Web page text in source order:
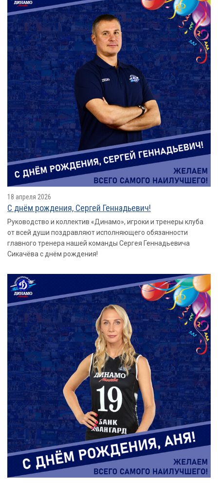
18 апреля 2026
С днём рождения, Сергей Геннадьевич!
Руководство и коллектив «Динамо», игроки и тренеры клуба
от всей души поздравляют исполняющего обязанности
главного тренера нашей команды Сергея Геннадьевича
Сикачёва с днём рождения!